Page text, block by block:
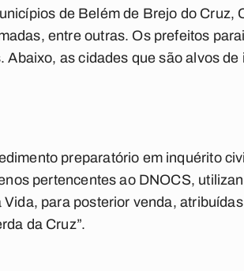
de Belém de Brejo do Cruz,
entre outras. Os prefeitos
as cidades que são alvos de
preparatório em inquérito
pertencentes ao DNOCS,
para posterior venda,
da Cruz”.